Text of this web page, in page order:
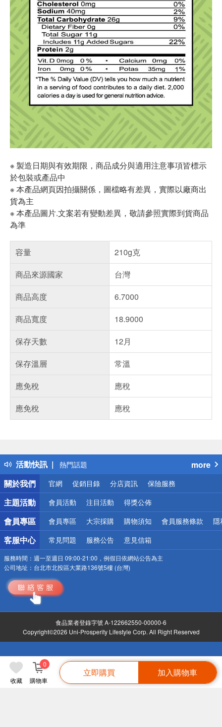
收藏 購物車
0
立即購買 加入購物車
※ 製造日期與有效期限，商品成分與適用注意事項皆標示
於包裝或產品中
※ 本產品網頁因拍攝關係，圖檔略有差異，實際以廠商出
貨為主
※ 本產品圖片.文案若有變動差異，敬請參照實際到貨商品
為準
容量
210g克
商品來源國家
台灣
商品高度
6.7000
商品寬度
18.9000
保存天數
12月
保存溫層
常溫
應免稅
應稅
應免稅
應稅
活動快訊
得獎公告
熱門話題
銀行優惠
偏遠地區配送
詐騙網頁！請小心！
more
關於我們
官網 促銷目錄 分店資訊 保險服務
主題活動 會員活動 注目活動 得獎公佈
會員專區 會員專區 大宗採購 購物須知 會員服務條款 隱
客服中心 常見問題 服務公告 意見信箱
服務時間： 週一至週日 09:00-21:00，例假日依網站公告為主
公司地址： 台北市北投區大業路136號5樓 (台灣)
食品業者登錄字號 A-122662550-00000-6
Copyright©2026 Uni-Prosperity Lifestyle Corp. All Right Reserved